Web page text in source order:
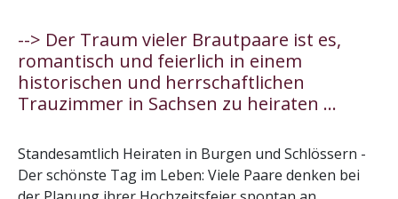
--> Der Traum vieler Brautpaare ist es,
romantisch und feierlich in einem
historischen und herrschaftlichen
Trauzimmer in Sachsen zu heiraten ...
Standesamtlich Heiraten in Burgen und Schlössern -
Der schönste Tag im Leben: Viele Paare denken bei